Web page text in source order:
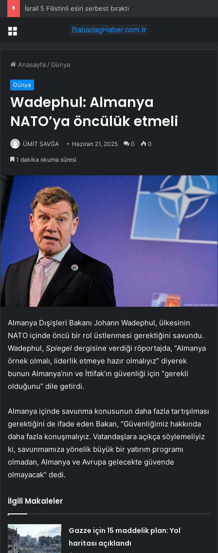
İsrail 5 Filistinli esiri serbest bıraktı
Menü
Anasayfa / Dünya
Dünya
Wadephul: Almanya
NATO’ya öncülük etmeli
ÜMİT SAVĞA Haziran 21, 2025 0 0
1 dakika okuma süresi
Almanya Dışişleri Bakanı Johann Wadephul, ülkesinin
NATO içinde öncü bir rol üstlenmesi gerektiğini savundu.
Wadephul, Spiegel dergisine verdiği röportajda, “Almanya
örnek olmalı, liderlik etmeye hazır olmalıyız” diyerek
bunun Almanya’nın ve İttifak’ın güvenliği için “gerekli
olduğunu” dile getirdi.
Almanya içinde savunma konusunun daha fazla tartışılması
gerektiğini de ifade eden Bakan, “Güvenliğimiz hakkında
daha fazla konuşmalıyız. Vatandaşlara açıkça söylemeliyiz
ki, savunmamıza yönelik büyük bir yatırım programı
olmadan, Almanya ve Avrupa gelecekte güvende
olmayacak” dedi.
İlgili Makaleler
Gazze için 15 maddelik plan: Yol
haritası açıklandı